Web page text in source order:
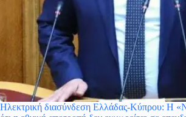
Ηλεκτρική διασύνδεση Ελλάδας-Κύπρου: Η